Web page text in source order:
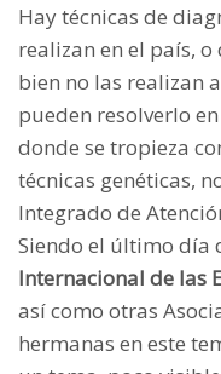
Hay técnicas de
realizan en el país,
bien no las realizan
pueden resolverlo
donde se tropieza
técnicas genéticas,
Integrado de
Siendo el último día
Internacional de las
así como otras
hermanas en este